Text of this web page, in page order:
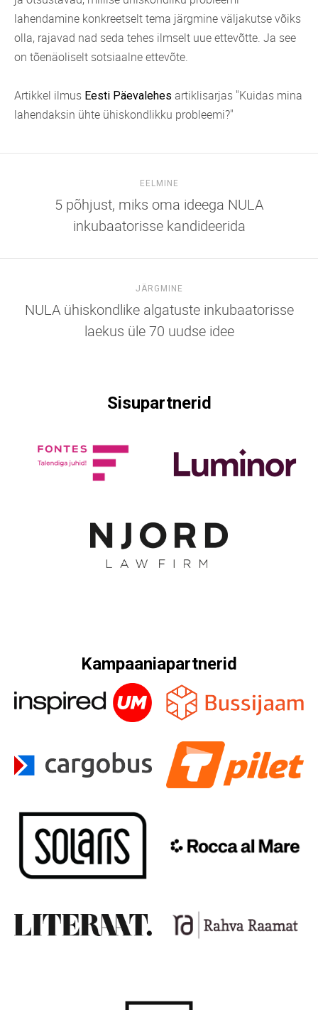
lahendamine konkreetselt tema järgmine väljakutse võiks
olla, rajavad nad seda tehes ilmselt uue ettevõtte. Ja see
on tõenäoliselt sotsiaalne ettevõte.
Artikkel ilmus Eesti Päevalehes artiklisarjas "Kuidas mina
lahendaksin ühte ühiskondlikku probleemi?"
EELMINE
5 põhjust, miks oma ideega NULA
inkubaatorisse kandideerida
JÄRGMINE
NULA ühiskondlike algatuste inkubaatorisse
laekus üle 70 uudse idee
Sisupartnerid
Kampaaniapartnerid